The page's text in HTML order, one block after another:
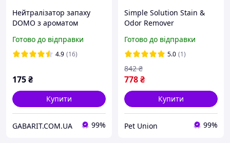
Нейтралізатор запаху
DOMO з ароматом
Готово до відправки
4.9 (16)
175₴
Купити
GABARIT.COM.UA 99%
Simple Solution Stain &
Odor Remover
плям, з квітковим
ароматом (945 мл)
Готово до відправки
5.0 (1)
778₴
842 ₴
Купити
Pet Union 99%